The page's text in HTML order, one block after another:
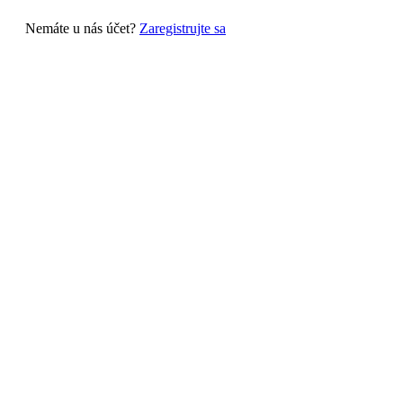
Nemáte u nás účet? Zaregistrujte sa